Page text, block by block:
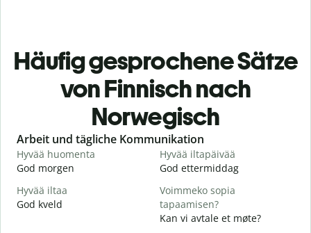
Häufig gesprochene Sätze
von Finnisch nach
Norwegisch
Slide 1 of 6
Arbeit und tägliche Kommunikation
Hyvää huomenta
God morgen
Hyvää iltapäivää
God ettermiddag
Hyvää iltaa
God kveld
Voimmeko sopia
tapaamisen?
Kan vi avtale et møte?